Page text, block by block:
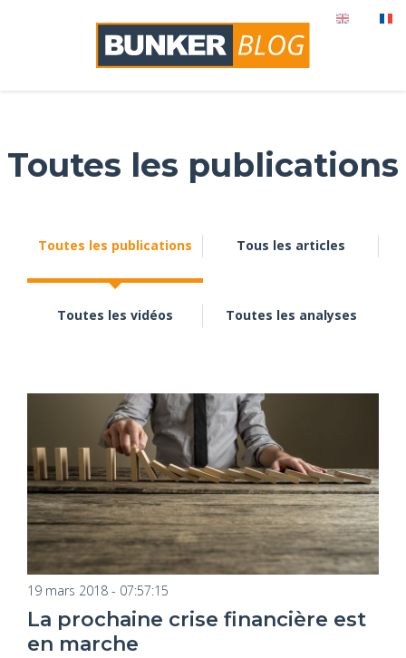
Toutes les publications
Toutes les publications Tous les articles
Toutes les vidéos Toutes les analyses
19 mars 2018 - 07:57:15
La prochaine crise financière est
en marche